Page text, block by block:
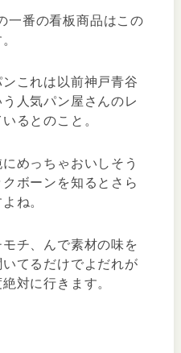
一番の看板商品はこの
これは以前神戸青谷
人気パン屋さんのレ
るとのこと。
めっちゃおいしそう
ボーンを知るとさら
ね。
チ、んで素材の味を
てるだけでよだれが
対に行きます。